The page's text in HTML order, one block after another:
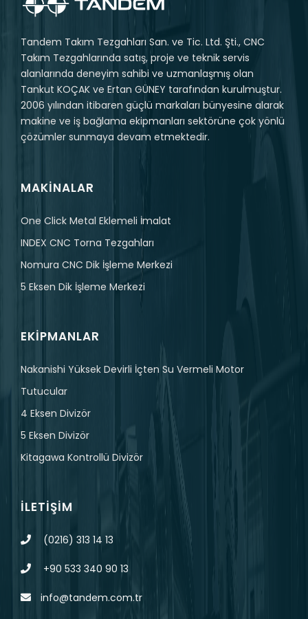
Tandem Takım Tezgahları San. ve Tic. Ltd. Şti., CNC
Takım Tezgahlarında satış, proje ve teknik servis
alanlarında deneyim sahibi ve uzmanlaşmış olan
Tankut KOÇAK ve Ertan GÜNEY tarafından kurulmuştur.
2006 yılından itibaren güçlü markaları bünyesine alarak
makine ve iş bağlama ekipmanları sektörüne çok yönlü
çözümler sunmaya devam etmektedir.
MAKINALAR
One Click Metal Eklemeli İmalat
INDEX CNC Torna Tezgahları
Nomura CNC Dik İşleme Merkezi
5 Eksen Dik İşleme Merkezi
EKIPMANLAR
Nakanishi Yüksek Devirli İçten Su Vermeli Motor
Tutucular
4 Eksen Divizör
5 Eksen Divizör
Kitagawa Kontrollü Divizör
İLETIŞIM
(0216) 313 14 13
+90 533 340 90 13
info@tandem.com.tr